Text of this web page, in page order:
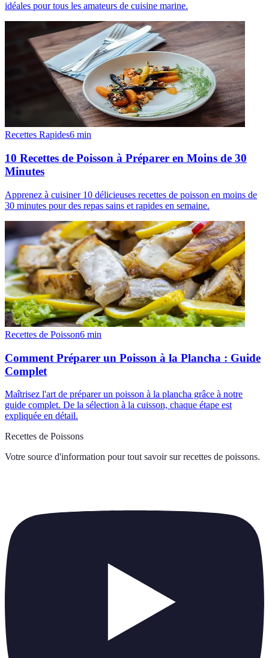
idéales pour tous les amateurs de cuisine marine.
Recettes Rapides6 min
10 Recettes de Poisson à Préparer en Moins de 30
Minutes
Apprenez à cuisiner 10 délicieuses recettes de poisson en moins de
30 minutes pour des repas sains et rapides en semaine.
Recettes de Poisson6 min
Comment Préparer un Poisson à la Plancha : Guide
Complet
Maîtrisez l'art de préparer un poisson à la plancha grâce à notre
guide complet. De la sélection à la cuisson, chaque étape est
expliquée en détail.
Recettes de Poissons
Votre source d'information pour tout savoir sur recettes de poissons.